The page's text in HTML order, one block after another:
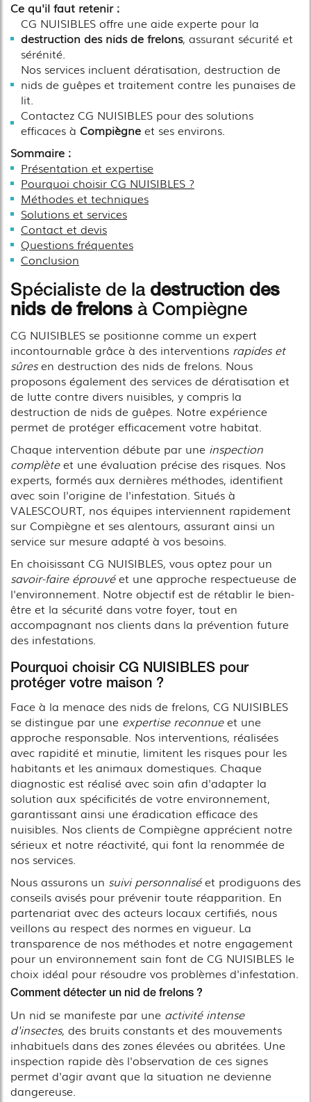
Ce qu'il faut retenir :
CG NUISIBLES offre une aide experte pour la
destruction des nids de frelons, assurant sécurité et
sérénité.
Nos services incluent dératisation, destruction de
nids de guêpes et traitement contre les punaises de
lit.
Contactez CG NUISIBLES pour des solutions
efficaces à Compiègne et ses environs.
Sommaire :
Présentation et expertise
Pourquoi choisir CG NUISIBLES ?
Méthodes et techniques
Solutions et services
Contact et devis
Questions fréquentes
Conclusion
Spécialiste de la destruction des
nids de frelons à Compiègne
CG NUISIBLES se positionne comme un expert
incontournable grâce à des interventions rapides et
sûresen destruction des nids de frelons. Nous
proposons également des services de dératisation et
de lutte contre divers nuisibles, y compris la
destruction de nids de guêpes. Notre expérience
permet de protéger efficacement votre habitat.
Chaque intervention débute par une inspection
complèteet une évaluation précise des risques. Nos
experts, formés aux dernières méthodes, identifient
avec soin l'origine de l'infestation. Situés à
VALESCOURT, nos équipes interviennent rapidement
sur Compiègne et ses alentours, assurant ainsi un
service sur mesure adapté à vos besoins.
En choisissant CG NUISIBLES, vous optez pour un
savoir-faire éprouvéet une approche respectueuse de
l'environnement. Notre objectif est de rétablir le bien-
être et la sécurité dans votre foyer, tout en
accompagnant nos clients dans la prévention future
des infestations.
Pourquoi choisir CG NUISIBLES pour
protéger votre maison ?
Face à la menace des nids de frelons, CG NUISIBLES
se distingue par une expertise reconnueet une
approche responsable. Nos interventions, réalisées
avec rapidité et minutie, limitent les risques pour les
habitants et les animaux domestiques. Chaque
diagnostic est réalisé avec soin afin d'adapter la
solution aux spécificités de votre environnement,
garantissant ainsi une éradication efficace des
nuisibles. Nos clients de Compiègne apprécient notre
sérieux et notre réactivité, qui font la renommée de
nos services.
Nous assurons un suivi personnaliséet prodiguons des
conseils avisés pour prévenir toute réapparition. En
partenariat avec des acteurs locaux certifiés, nous
veillons au respect des normes en vigueur. La
transparence de nos méthodes et notre engagement
pour un environnement sain font de CG NUISIBLES le
choix idéal pour résoudre vos problèmes d'infestation.
Comment détecter un nid de frelons ?
Un nid se manifeste par une activité intense
d'insectes, des bruits constants et des mouvements
inhabituels dans des zones élevées ou abritées. Une
inspection rapide dès l'observation de ces signes
permet d'agir avant que la situation ne devienne
dangereuse.